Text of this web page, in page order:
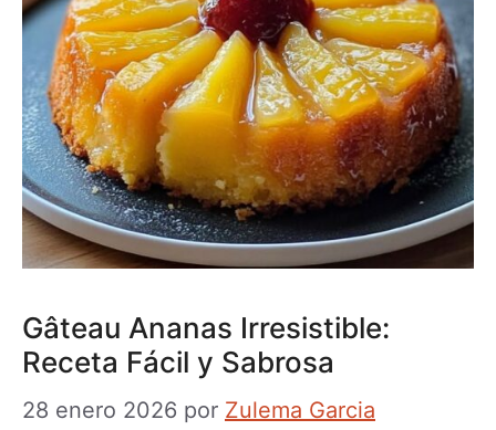
Gâteau Ananas Irresistible:
Receta Fácil y Sabrosa
28 enero 2026 por Zulema Garcia